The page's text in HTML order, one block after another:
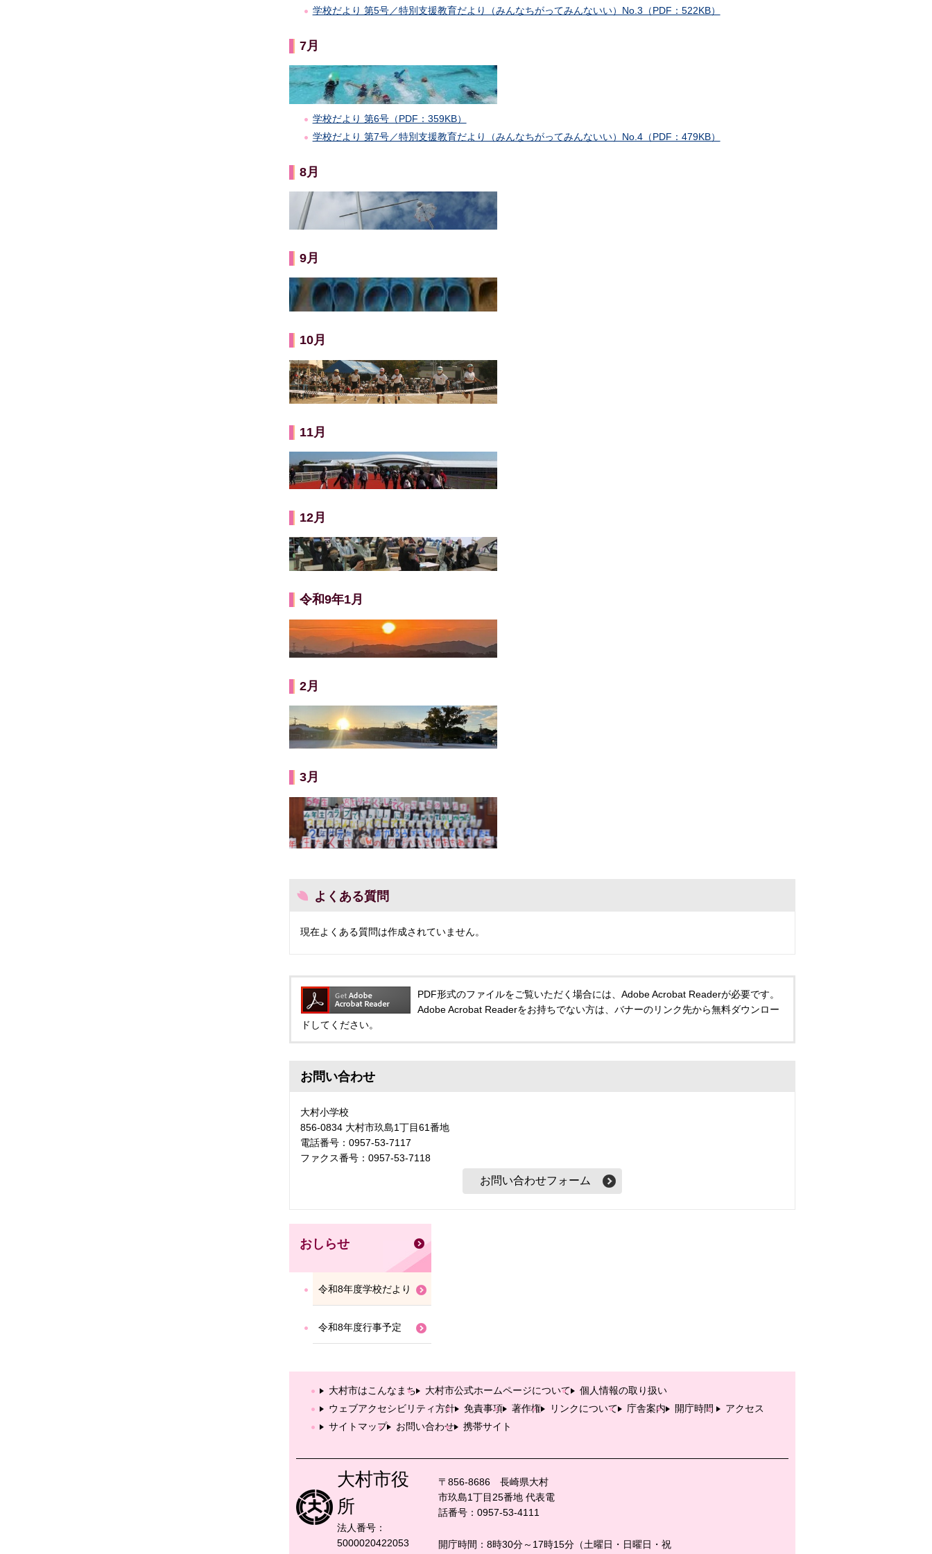
学校だより 第5号／特別支援教育だより（みんなちがってみんないい）No.3（PDF：522KB）
7月
学校だより 第6号（PDF：359KB）
学校だより 第7号／特別支援教育だより（みんなちがってみんないい）No.4（PDF：479KB）
8月
9月
10月
11月
12月
令和9年1月
2月
3月
よくある質問
現在よくある質問は作成されていません。
PDF形式のファイルをご覧いただく場合には、Adobe Acrobat Readerが必要です。
Adobe Acrobat Readerをお持ちでない方は、バナーのリンク先から無料ダウンロー
ドしてください。
お問い合わせ
大村小学校
856-0834 大村市玖島1丁目61番地
電話番号：0957-53-7117
ファクス番号：0957-53-7118
おしらせ
令和8年度学校だより
令和8年度行事予定
大村市はこんなまち 大村市公式ホームページについて
個人情報の取り扱い
ウェブアクセシビリティ方針
免責事項 著作権 リンクについて 庁舎案内 開庁時間
アクセス
サイトマップ
お問い合わせ 携帯サイト
大村市役
所
法人番号：
5000020422053
〒856-8686 長崎県大村
市玖島1丁目25番地 代表電
話番号：0957-53-4111
開庁時間：8時30分～17時15分（土曜日・日曜日・祝